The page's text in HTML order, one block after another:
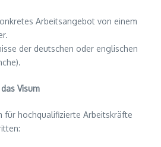
Arbeitsangebot von einem
der deutschen oder englischen
Visum
für hochqualifizierte Arbeitskräfte